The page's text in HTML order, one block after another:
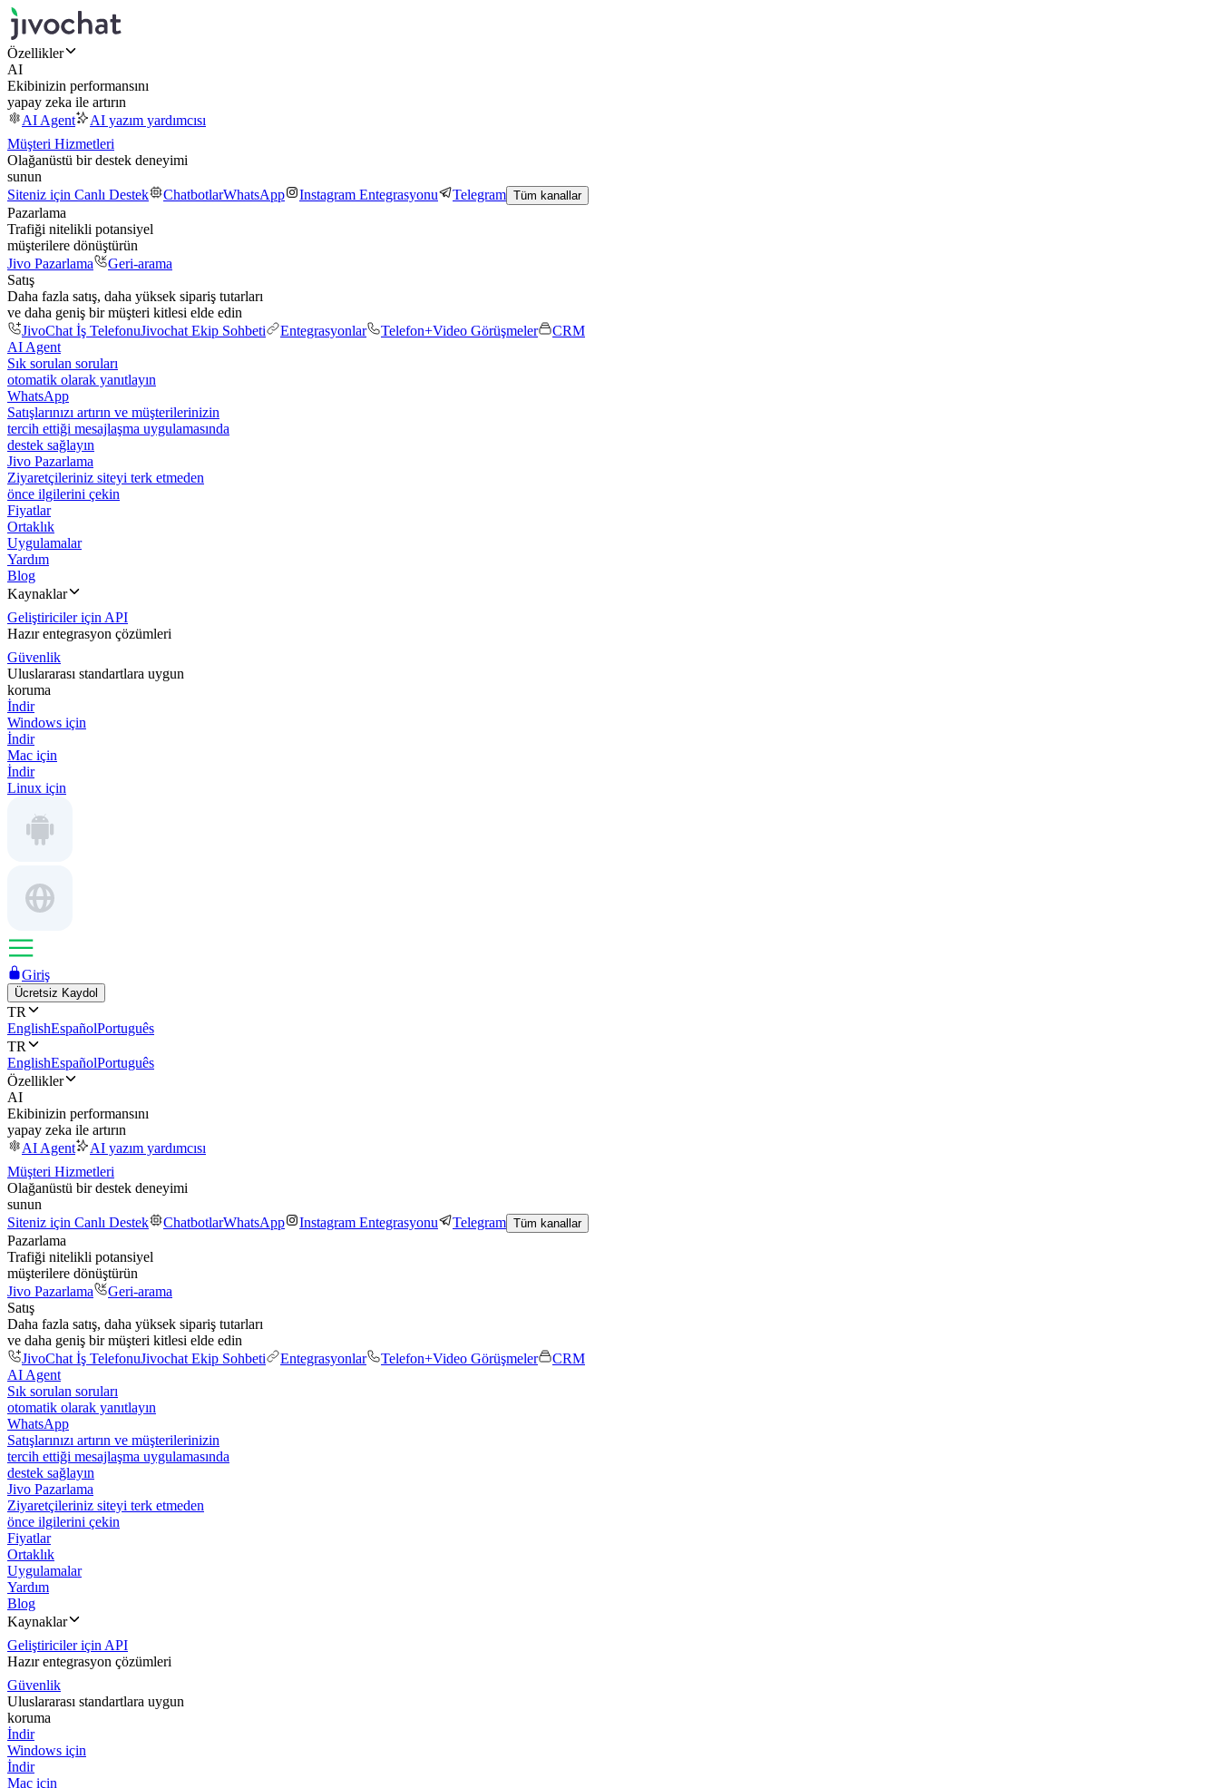
Özellikler
AI
Ekibinizin performansını
yapay zeka ile artırın
AI Agent
AI yazım yardımcısı
Müşteri Hizmetleri
Olağanüstü bir destek deneyimi
sunun
Siteniz için Canlı Destek
ChatbotlarWhatsApp Instagram Entegrasyonu Telegram Tüm kanallar
Pazarlama
Trafiği nitelikli potansiyel
müşterilere dönüştürün
Jivo Pazarlama
Geri-arama
Satış
Daha fazla satış, daha yüksek sipariş tutarları
ve daha geniş bir müşteri kitlesi elde edin
JivoChat İş TelefonuJivochat Ekip Sohbeti Entegrasyonlar Telefon+Video Görüşmeler
CRM
AI Agent
Sık sorulan soruları
otomatik olarak yanıtlayın
WhatsApp
Satışlarınızı artırın ve müşterilerinizin
tercih ettiği mesajlaşma uygulamasında
destek sağlayın
Jivo Pazarlama
Ziyaretçileriniz siteyi terk etmeden
önce ilgilerini çekin
Fiyatlar
Ortaklık
Uygulamalar
Yardım
Blog
Kaynaklar
Geliştiriciler için API
Hazır entegrasyon çözümleri
Güvenlik
Uluslararası standartlara uygun
koruma
İndir
Windows için
İndir
Mac için
İndir
Linux için
Giriş
Ücretsiz Kaydol
TR
EnglishEspañolPortuguês
TR
EnglishEspañolPortuguês
Özellikler
AI
Ekibinizin performansını
yapay zeka ile artırın
AI Agent
AI yazım yardımcısı
Müşteri Hizmetleri
Olağanüstü bir destek deneyimi
sunun
Siteniz için Canlı Destek
ChatbotlarWhatsApp Instagram Entegrasyonu Telegram Tüm kanallar
Pazarlama
Trafiği nitelikli potansiyel
müşterilere dönüştürün
Jivo Pazarlama
Geri-arama
Satış
Daha fazla satış, daha yüksek sipariş tutarları
ve daha geniş bir müşteri kitlesi elde edin
JivoChat İş TelefonuJivochat Ekip Sohbeti Entegrasyonlar Telefon+Video Görüşmeler
CRM
AI Agent
Sık sorulan soruları
otomatik olarak yanıtlayın
WhatsApp
Satışlarınızı artırın ve müşterilerinizin
tercih ettiği mesajlaşma uygulamasında
destek sağlayın
Jivo Pazarlama
Ziyaretçileriniz siteyi terk etmeden
önce ilgilerini çekin
Fiyatlar
Ortaklık
Uygulamalar
Yardım
Blog
Kaynaklar
Geliştiriciler için API
Hazır entegrasyon çözümleri
Güvenlik
Uluslararası standartlara uygun
koruma
İndir
Windows için
İndir
Mac için